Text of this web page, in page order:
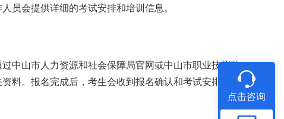
员会提供详细的考试安排和培训信息。
中山市人力资源和社会保障局官网或中山市职业技能鉴
料。报名完成后，考生会收到报名确认和考试安排的通
点击咨询